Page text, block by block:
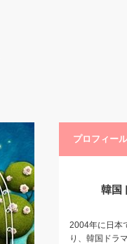
プロフィール
韓国
2004年に日本
り、韓国ドラ